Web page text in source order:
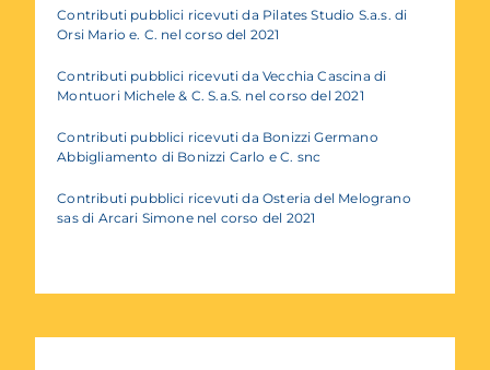
Contributi pubblici ricevuti da Pilates Studio S.a.s. di
Orsi Mario e. C. nel corso del 2021
Contributi pubblici ricevuti da Vecchia Cascina di
Montuori Michele & C. S.a.S. nel corso del 2021
Contributi pubblici ricevuti da Bonizzi Germano
Abbigliamento di Bonizzi Carlo e C. snc
Contributi pubblici ricevuti da Osteria del Melograno
sas di Arcari Simone nel corso del 2021